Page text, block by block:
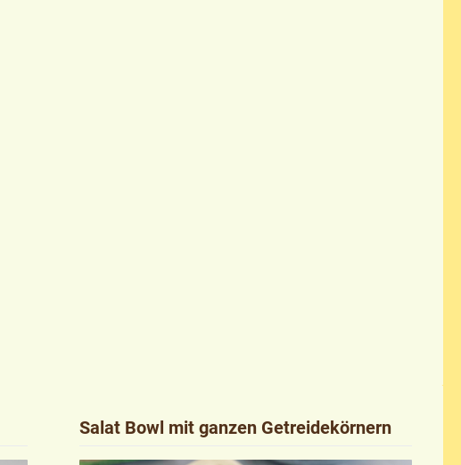
Salat Bowl mit ganzen Getreidekörnern